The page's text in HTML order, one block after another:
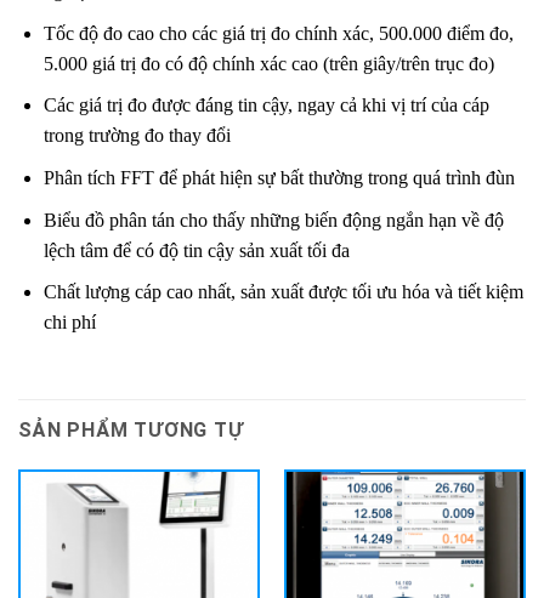
Tốc độ đo cao cho các giá trị đo chính xác, 500.000 điểm đo,
5.000 giá trị đo có độ chính xác cao (trên giây/trên trục đo)
Các giá trị đo được đáng tin cậy, ngay cả khi vị trí của cáp
trong trường đo thay đổi
Phân tích FFT để phát hiện sự bất thường trong quá trình đùn
Biểu đồ phân tán cho thấy những biến động ngắn hạn về độ
lệch tâm để có độ tin cậy sản xuất tối đa
Chất lượng cáp cao nhất, sản xuất được tối ưu hóa và tiết kiệm
chi phí
SẢN PHẨM TƯƠNG TỰ